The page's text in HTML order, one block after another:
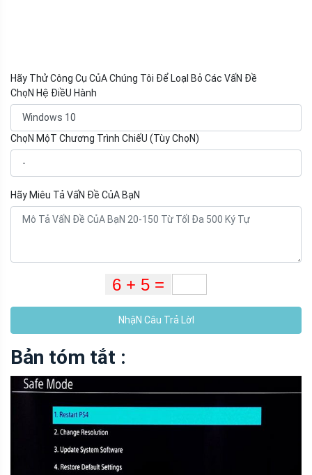
Hãy Thử Công Cụ CủA Chúng Tôi Để LoạI Bỏ Các VấN Đề
ChọN Hệ ĐiềU Hành
ChọN MộT Chương Trình ChiếU (Tùy ChọN)
Hãy Miêu Tả VấN Đề CủA BạN
NhậN Câu Trả LờI
Bản tóm tắt :